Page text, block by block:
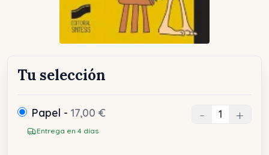
Tu selección
Papel - 17,00 €
Entrega en 4 días
- +